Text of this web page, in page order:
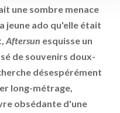
une sombre menace
jeune ado qu'elle était
Aftersun esquisse un
de souvenirs doux-
désespérément
long-métrage,
obsédante d'une